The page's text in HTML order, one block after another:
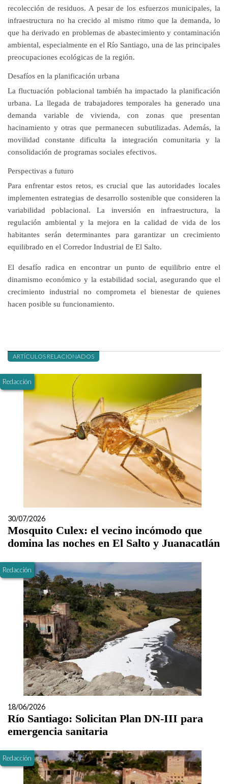
recolección de residuos. A pesar de los esfuerzos municipales, la
infraestructura no ha crecido al mismo ritmo que la demanda, lo
que ha derivado en problemas de abastecimiento y contaminación
ambiental, especialmente en el Río Santiago, una de las principales
preocupaciones ecológicas de la región.
Desafíos en la planificación urbana
La fluctuación poblacional también ha impactado la planificación
urbana. La llegada de trabajadores temporales ha generado una
demanda variable de vivienda, con zonas que presentan
hacinamiento y otras que permanecen subutilizadas. Además, la
movilidad constante dificulta la integración comunitaria y la
consolidación de programas sociales efectivos.
Perspectivas a futuro
Para enfrentar estos retos, es crucial que las autoridades locales
implementen estrategias de desarrollo sostenible que consideren la
variabilidad poblacional. La inversión en infraestructura, la
regulación ambiental y la mejora en la calidad de vida de los
habitantes serán determinantes para garantizar un crecimiento
equilibrado en el Corredor Industrial de El Salto.
El desafío radica en encontrar un punto de equilibrio entre el
dinamismo económico y la estabilidad social, asegurando que el
crecimiento industrial no comprometa el bienestar de quienes
hacen posible su funcionamiento.
ARTÍCULOS RELACIONADOS
Redacción
30/07/2026
Mosquito Culex: el vecino incómodo que
domina las noches en El Salto y Juanacatlán
Redacción
18/06/2026
Río Santiago: Solicitan Plan DN-III para
emergencia sanitaria
Redacción